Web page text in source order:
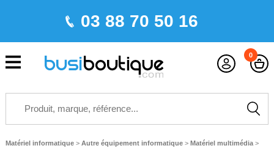
03 88 70 50 16
0
Matériel informatique > Autre équipement informatique > Matériel multimédia >